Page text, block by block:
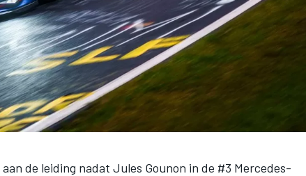
de leiding nadat Jules Gounon in de #3 Mercedes-